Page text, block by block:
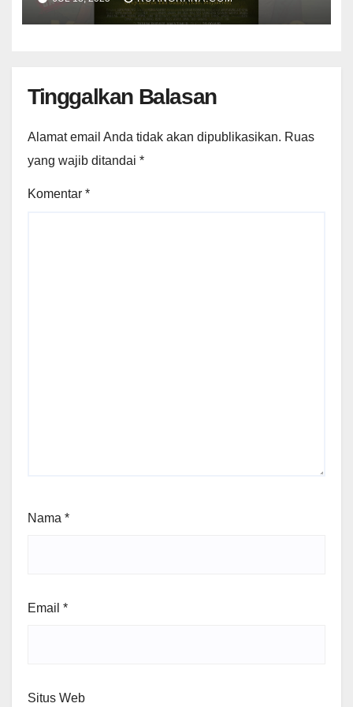
Mentiung”
Tinggalkan Balasan
Alamat email Anda tidak akan dipublikasikan. Ruas
yang wajib ditandai *
Komentar *
Nama *
Email *
Situs Web